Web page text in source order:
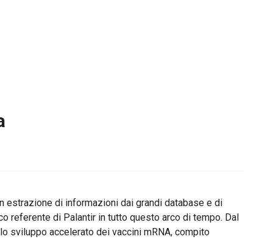
estrazione di informazioni dai grandi database e di
referente di Palantir in tutto questo arco di tempo. Dal
sviluppo accelerato dei vaccini mRNA, compito